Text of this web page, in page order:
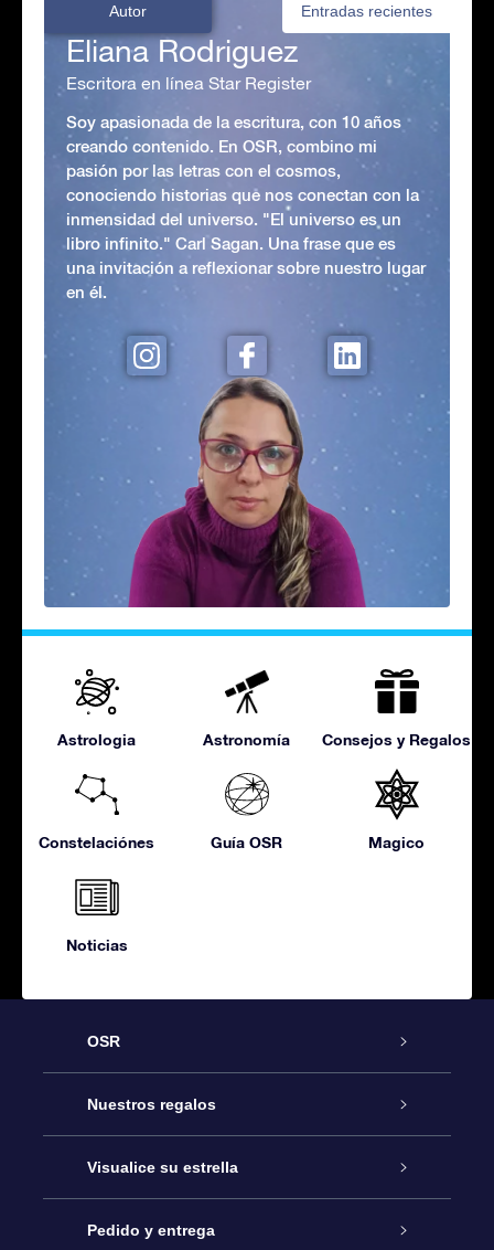
Autor Entradas recientes
Eliana Rodriguez
Escritora en línea Star Register
Soy apasionada de la escritura, con 10 años
creando contenido. En OSR, combino mi
pasión por las letras con el cosmos,
conociendo historias que nos conectan con la
inmensidad del universo. "El universo es un
libro infinito." Carl Sagan. Una frase que es
una invitación a reflexionar sobre nuestro lugar
en él.
Astrologia Astronomía Consejos y Regalos
Constelaciónes Guía OSR Magico
Noticias
OSR
Atención
Contáctanos
Blog
Nuestros regalos
Regalo Estrella Online
Paquete de Regalo OSR
Visualice su estrella
Registro estelar
Pedido y entrega